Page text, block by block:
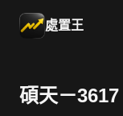
處置王
碩天－